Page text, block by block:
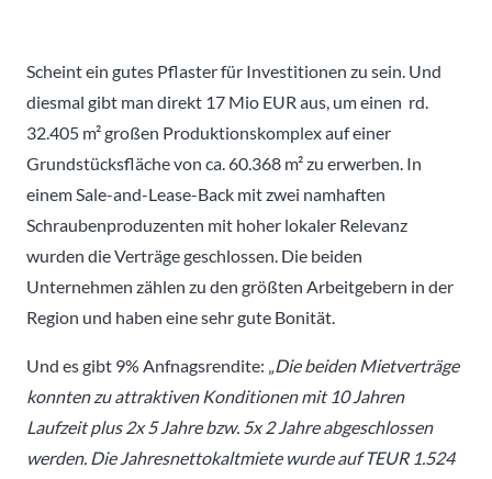
Scheint ein gutes Pflaster für Investitionen zu sein. Und
diesmal gibt man direkt 17 Mio EUR aus, um einen rd.
32.405 m² großen Produktionskomplex auf einer
Grundstücksfläche von ca. 60.368 m² zu erwerben. In
einem Sale-and-Lease-Back mit zwei namhaften
Schraubenproduzenten mit hoher lokaler Relevanz
wurden die Verträge geschlossen. Die beiden
Unternehmen zählen zu den größten Arbeitgebern in der
Region und haben eine sehr gute Bonität.
Und es gibt 9% Anfnagsrendite: „Die beiden Mietverträge
konnten zu attraktiven Konditionen mit 10 Jahren
Laufzeit plus 2x 5 Jahre bzw. 5x 2 Jahre abgeschlossen
werden. Die Jahresnettokaltmiete wurde auf TEUR 1.524